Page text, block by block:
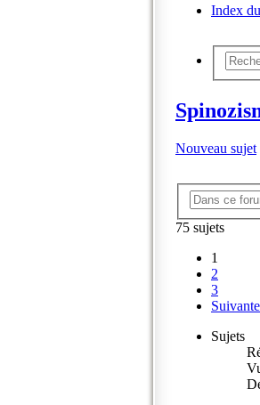
Index
Nouveau sujet
75 sujets
1
2
3
Suivante
Sujets